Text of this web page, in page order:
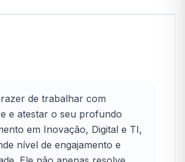
de trabalhar com
e atestar o seu profundo
em Inovação, Digital e TI,
nível de engajamento e